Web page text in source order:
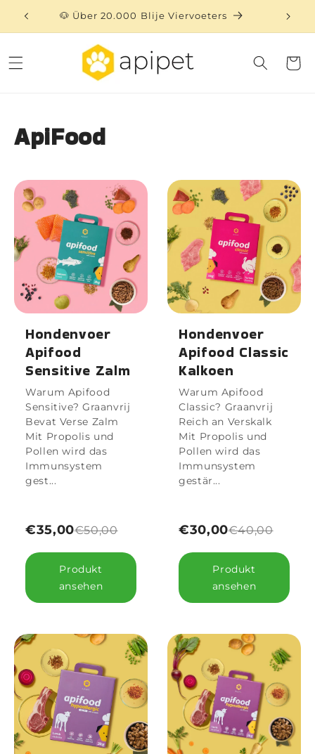
zum
Inhalt
🐶 Über 20.000 Blije Viervoeters
ApiFood
Hondenvoer
Apifood
Sensitive Zalm
Warum Apifood
Sensitive? Graanvrij
Bevat Verse Zalm
Mit Propolis und
Pollen wird das
Immunsystem
gest...
€35,00€50,00
Produkt
ansehen
Hondenvoer
Apifood Classic
Kalkoen
Warum Apifood
Classic? Graanvrij
Reich an Verskalk
Mit Propolis und
Pollen wird das
Immunsystem
gestär...
€30,00€40,00
Produkt
ansehen